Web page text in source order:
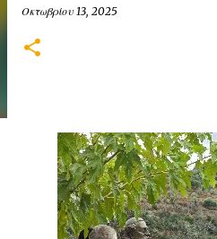
Οκτωβρίου 13, 2025